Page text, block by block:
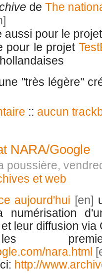
de The
aussi pour le
pour le projet
"très légère"
:: aucun
NARA/Google
poussière,
et web
aujourd'hui
leur diffusion via
nara.html
http://